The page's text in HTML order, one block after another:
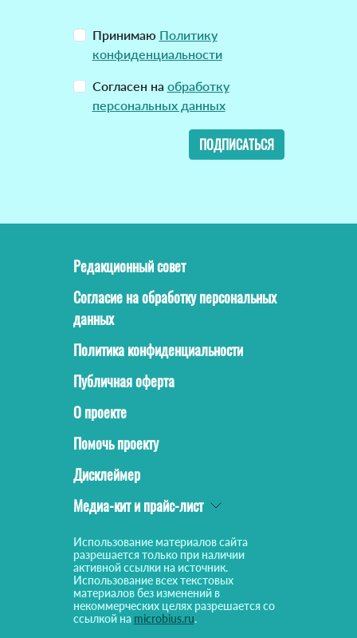
Принимаю Политику
конфиденциальности
Согласен на обработку
персональных данных
ПОДПИСАТЬСЯ
Редакционный совет
Согласие на обработку персональных
данных
Политика конфиденциальности
Публичная оферта
О проекте
Помочь проекту
Дисклеймер
Медиа-кит и прайс-лист
Использование материалов сайта
разрешается только при наличии
активной ссылки на источник.
Использование всех текстовых
материалов без изменений в
некоммерческих целях разрешается со
ссылкой на microbius.ru.